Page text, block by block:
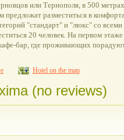
или Тернополя, в 500
предложат разместиться в
"стандарт" и "люкс" со
20 человек. На первом
бар, где проживающих
Hotel on the map
(no reviews)